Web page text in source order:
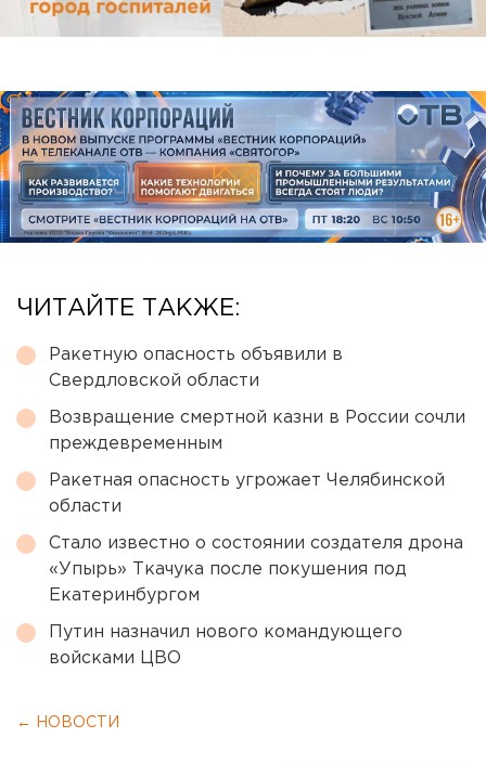
ЧИТАЙТЕ ТАКЖЕ:
Ракетную опасность объявили в
Свердловской области
Возвращение смертной казни в России сочли
преждевременным
Ракетная опасность угрожает Челябинской
области
Стало известно о состоянии создателя дрона
«Упырь» Ткачука после покушения под
Екатеринбургом
Путин назначил нового командующего
войсками ЦВО
← НОВОСТИ